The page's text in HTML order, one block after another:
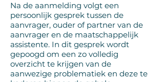
Na de aanmelding volgt een
persoonlijk gesprek tussen de
aanvrager, ouder of partner van de
aanvrager en de maatschappelijk
assistente. In dit gesprek wordt
gepoogd om een zo volledig
overzicht te krijgen van de
aanwezige problematiek en deze te